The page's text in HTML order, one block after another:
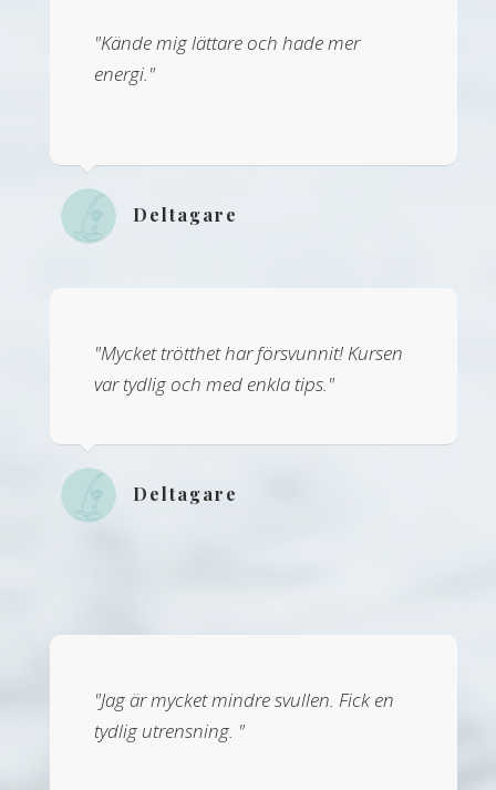
"Kände mig lättare och hade mer
energi."
Deltagare
"Mycket trötthet har försvunnit! Kursen
var tydlig och med enkla tips."
Deltagare
"Jag är mycket mindre svullen. Fick en
tydlig utrensning. "